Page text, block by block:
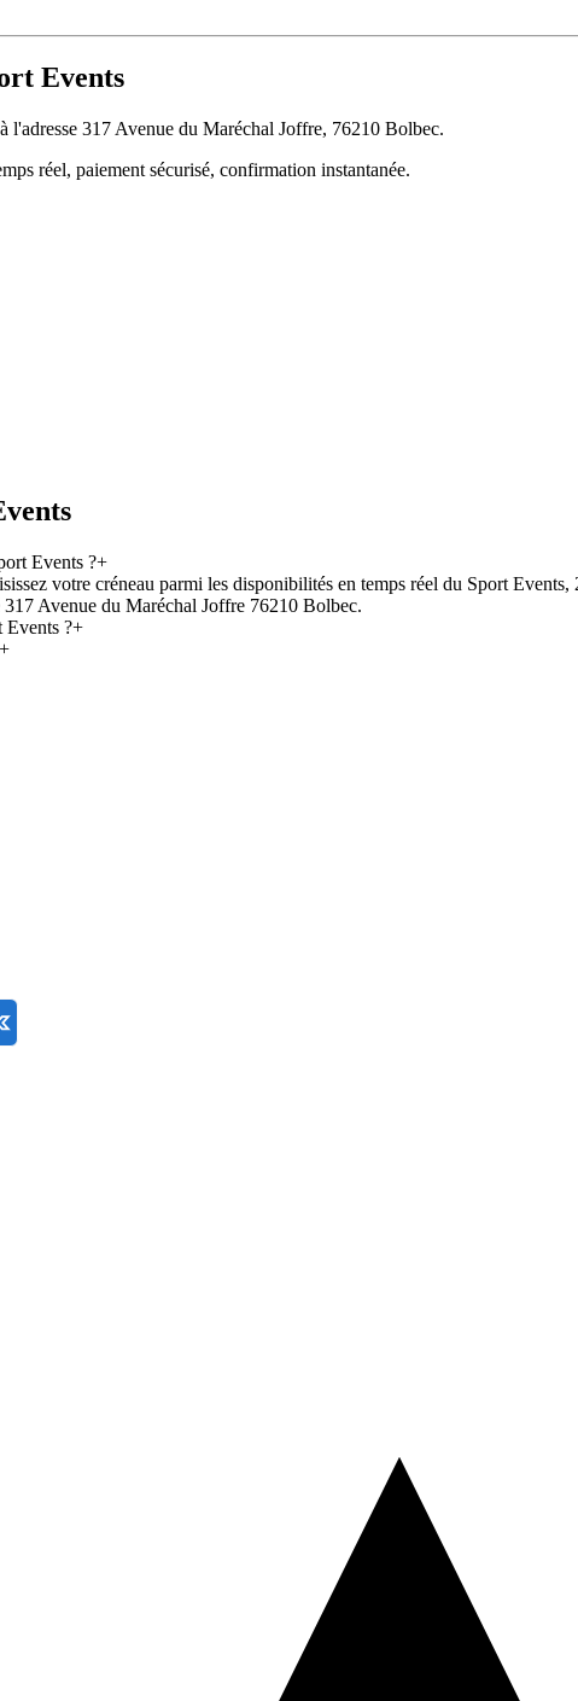
Events
l'adresse 317 Avenue du Maréchal Joffre, 76210 Bolbec.
réel, paiement sécurisé, confirmation instantanée.
Events ?+
votre créneau parmi les disponibilités en temps réel du Sport
Avenue du Maréchal Joffre 76210 Bolbec.
Events ?+